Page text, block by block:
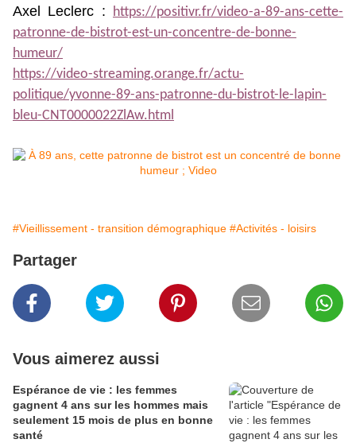
Axel Leclerc : https://positivr.fr/video-a-89-ans-cette-
patronne-de-bistrot-est-un-concentre-de-bonne-
humeur/
https://video-streaming.orange.fr/actu-
politique/yvonne-89-ans-patronne-du-bistrot-le-lapin-
bleu-CNT0000022ZlAw.html
#Vieillissement - transition démographique #Activités - loisirs
Partager
Vous aimerez aussi
Espérance de vie : les femmes
gagnent 4 ans sur les hommes mais
seulement 15 mois de plus en bonne
santé